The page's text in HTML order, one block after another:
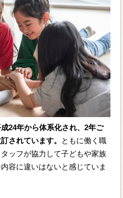
24年から体系化され、2年ご
されています。 ともに働く職
ッフが協力して子どもや家族
容に違いはないと感じていま